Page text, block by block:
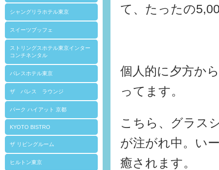
シャングリラホテル東京
スイーツブッフェ
ストリングスホテル東京インター
コンチネンタル
パレスホテル東京
ザ パレス ラウンジ
パーク ハイアット 京都
KYOTO BISTRO
ザ リビングルーム
ヒルトン東京
て、たったの
個人的に夕方か
ってます。
こちら、グラス
が注がれ中。い
癒されます。